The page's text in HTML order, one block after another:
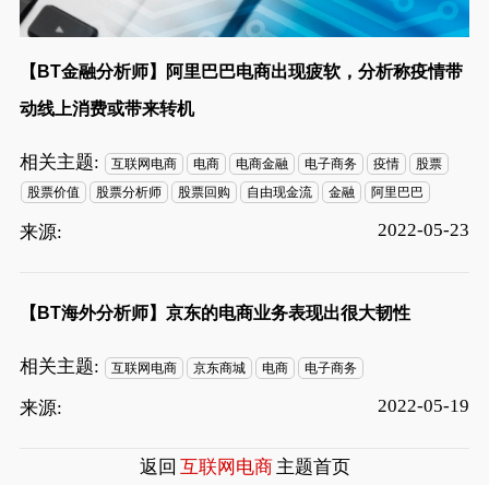
【BT金融分析师】阿里巴巴电商出现疲软，分析称疫情带
动线上消费或带来转机
相关主题: 互联网电商 电商 电商金融 电子商务 疫情
股票
股票价值
股票分析师 股票回购 自由现金流 金融 阿里巴巴
来源: 2022-05-23
【BT海外分析师】京东的电商业务表现出很大韧性
相关主题: 互联网电商 京东商城 电商 电子商务
来源: 2022-05-19
返回 互联网电商 主题首页